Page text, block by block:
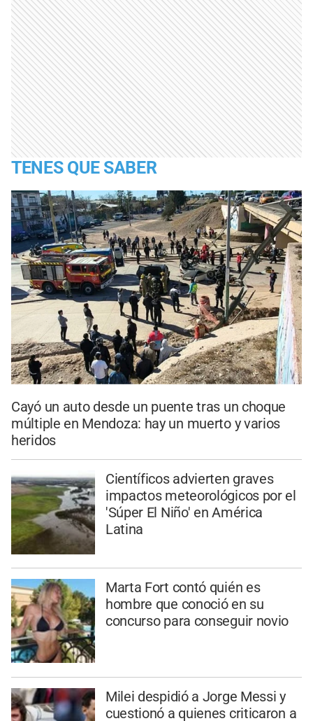
TENES QUE SABER
Cayó un auto desde un puente tras un choque
múltiple en Mendoza: hay un muerto y varios
heridos
Científicos advierten graves
impactos meteorológicos por el
'Súper El Niño' en América
Latina
Marta Fort contó quién es
hombre que conoció en su
concurso para conseguir novio
Milei despidió a Jorge Messi y
cuestionó a quienes criticaron a